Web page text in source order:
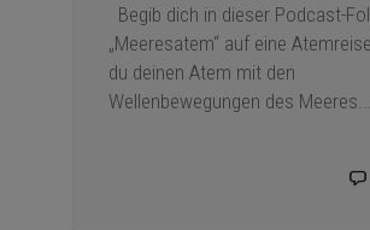
Begib dich in dieser Podcast-
„Meeresatem“ auf eine
du deinen Atem mit den
Wellenbewegungen des Meeres...